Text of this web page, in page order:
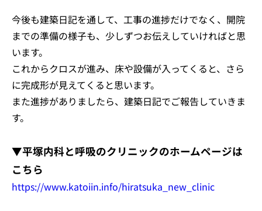
今後も建築日記を通して、工事の進捗だけでなく、開院
までの準備の様子も、少しずつお伝えしていければと思
います。
これからクロスが進み、床や設備が入ってくると、さら
に完成形が見えてくると思います。
また進捗がありましたら、建築日記でご報告していきま
す。
▼平塚内科と呼吸のクリニックのホームページは
こちら
https://www.katoiin.info/hiratsuka_new_clinic